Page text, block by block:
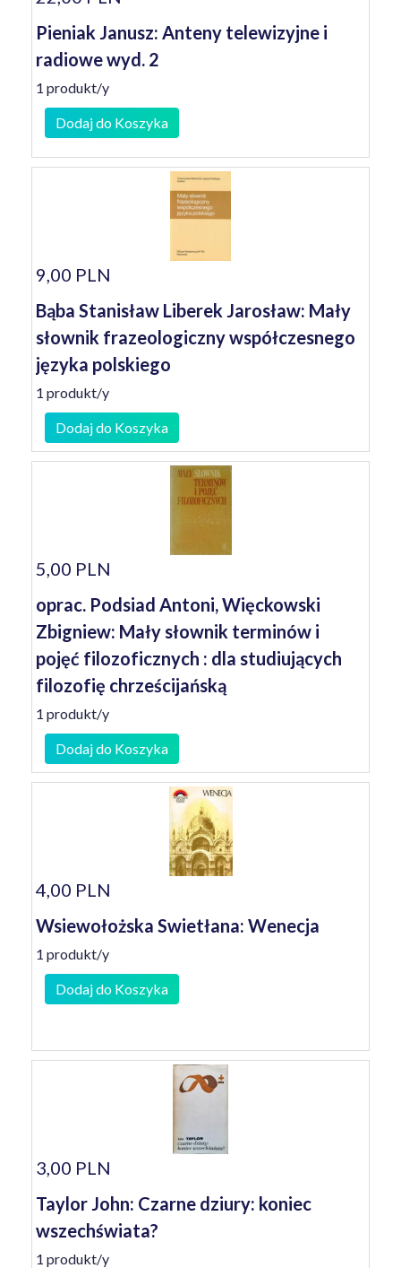
Pieniak Janusz: Anteny telewizyjne i
radiowe wyd. 2
1 produkt/y
Dodaj do Koszyka
9,00 PLN
Bąba Stanisław Liberek Jarosław: Mały
słownik frazeologiczny współczesnego
języka polskiego
1 produkt/y
Dodaj do Koszyka
5,00 PLN
oprac. Podsiad Antoni, Więckowski
Zbigniew: Mały słownik terminów i
pojęć filozoficznych : dla studiujących
filozofię chrześcijańską
1 produkt/y
Dodaj do Koszyka
4,00 PLN
Wsiewołożska Swietłana: Wenecja
1 produkt/y
Dodaj do Koszyka
3,00 PLN
Taylor John: Czarne dziury: koniec
wszechświata?
1 produkt/y